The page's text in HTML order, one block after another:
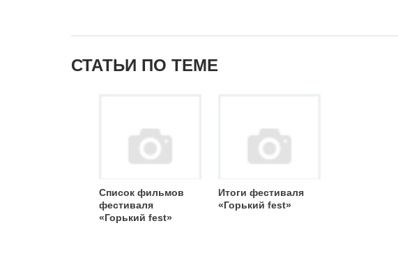
СТАТЬИ ПО ТЕМЕ
Список фильмов
фестиваля
«Горький fest»
Итоги фестиваля
«Горький fest»